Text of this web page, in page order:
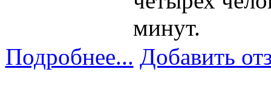
минут.
Подробнее... Добавить